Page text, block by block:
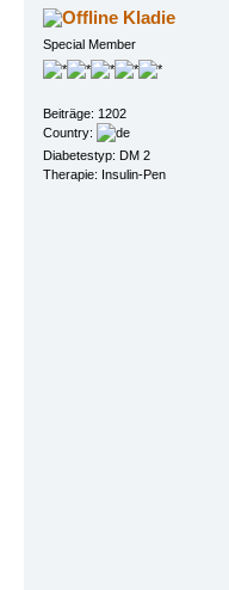
Kladie
Special Member
Beiträge: 1202
Country:
Diabetestyp: DM 2
Therapie: Insulin-Pen